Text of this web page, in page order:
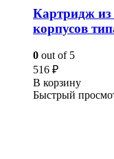
Картридж из
корпусов
0 out of 5
516 ₽
В корзину
Быстрый